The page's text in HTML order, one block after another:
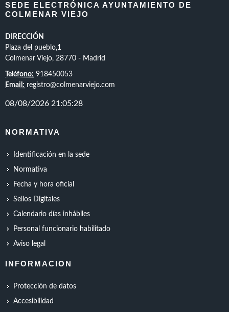
SEDE ELECTRÓNICA AYUNTAMIENTO DE
COLMENAR VIEJO
DIRECCIÓN
Plaza del pueblo,1
Colmenar Viejo, 28770 - Madrid
Teléfono: 918450053
Email: registro@colmenarviejo.com
NORMATIVA
Identificación en la sede
Normativa
Fecha y hora oficial
Sellos Digitales
Calendario días inhábiles
Personal funcionario habilitado
Aviso legal
INFORMACION
Protección de datos
Accesibilidad